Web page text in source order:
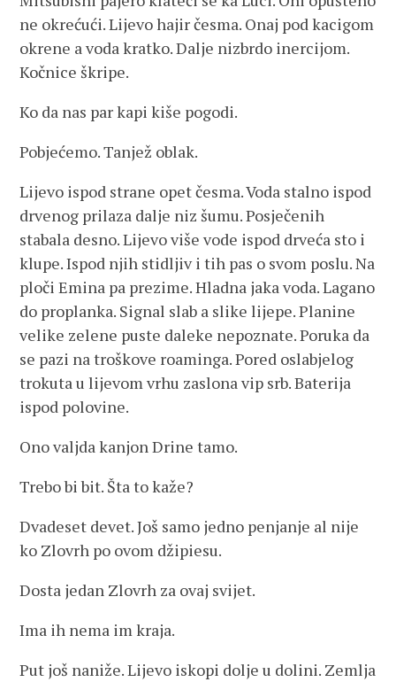
ne okrećući. Lijevo hajir česma. Onaj pod kacigom
okrene a voda kratko. Dalje nizbrdo inercijom.
Kočnice škripe.
Ko da nas par kapi kiše pogodi.
Pobjećemo. Tanjež oblak.
Lijevo ispod strane opet česma. Voda stalno ispod
drvenog prilaza dalje niz šumu. Posječenih
stabala desno. Lijevo više vode ispod drveća sto i
klupe. Ispod njih stidljiv i tih pas o svom poslu. Na
ploči Emina pa prezime. Hladna jaka voda. Lagano
do proplanka. Signal slab a slike lijepe. Planine
velike zelene puste daleke nepoznate. Poruka da
se pazi na troškove roaminga. Pored oslabjelog
trokuta u lijevom vrhu zaslona vip srb. Baterija
ispod polovine.
Ono valjda kanjon Drine tamo.
Trebo bi bit. Šta to kaže?
Dvadeset devet. Još samo jedno penjanje al nije
ko Zlovrh po ovom džipiesu.
Dosta jedan Zlovrh za ovaj svijet.
Ima ih nema im kraja.
Put još naniže. Lijevo iskopi dolje u dolini. Zemlja